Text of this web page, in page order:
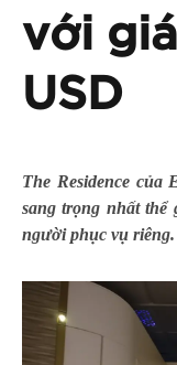
với
USD
The Residence của
sang trọng nhất thể
người phục vụ riêng.